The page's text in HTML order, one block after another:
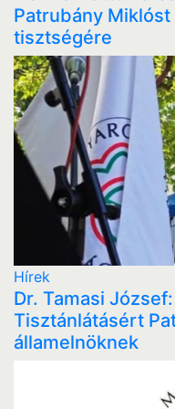
Patrubány
tisztségére
Hírek
Dr. Tamasi
Tisztánlátásért
államelnöknek